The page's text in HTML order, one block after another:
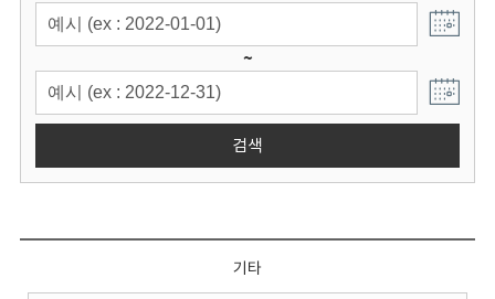
~
검색
기타